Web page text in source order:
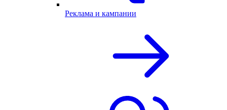
Реклама и кампании